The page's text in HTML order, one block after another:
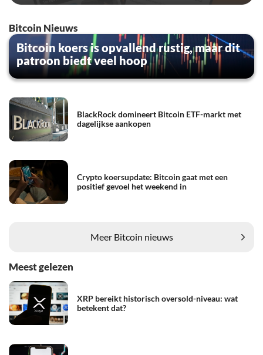
Bitcoin Nieuws
Bitcoin koers is opvallend rustig, maar dit
patroon biedt veel hoop
BlackRock domineert Bitcoin ETF-markt met
dagelijkse aankopen
Crypto koersupdate: Bitcoin gaat met een
positief gevoel het weekend in
Meer Bitcoin nieuws
Meest gelezen
XRP bereikt historisch oversold-niveau: wat
betekent dat?